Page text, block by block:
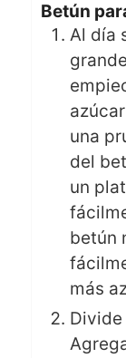
Betún
Al día
una
del
un
betún
más